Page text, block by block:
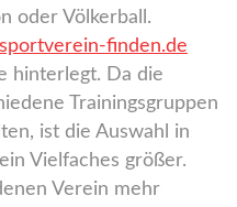
oder Völkerball.
finden.de
hinterlegt. Da die
Trainingsgruppen
ist die Auswahl in
Vielfaches größer.
Verein mehr